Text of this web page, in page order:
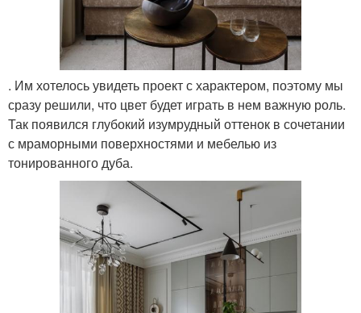
. Им хотелось увидеть проект с характером, поэтому мы
сразу решили, что цвет будет играть в нем важную роль.
Так появился глубокий изумрудный оттенок в сочетании
с мраморными поверхностями и мебелью из
тонированного дуба.